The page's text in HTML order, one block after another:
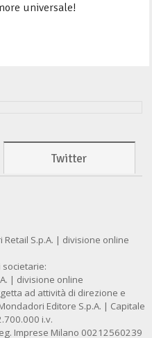
universale!
Twitter
S.p.A. | divisione online
| divisione online
ad attività di direzione e
Editore S.p.A. | Capitale
i.v.
Imprese Milano 00212560239